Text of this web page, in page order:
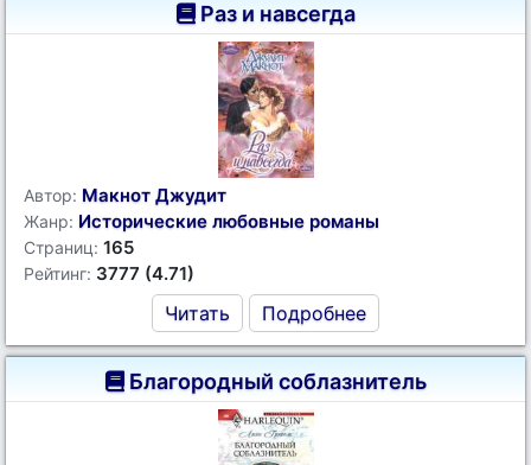
Раз и навсегда
Автор: Макнот Джудит
Жанр: Исторические любовные романы
Страниц: 165
Рейтинг: 3777 (4.71)
Читать Подробнее
Благородный соблазнитель